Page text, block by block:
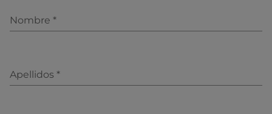
Nombre *
Apellidos *